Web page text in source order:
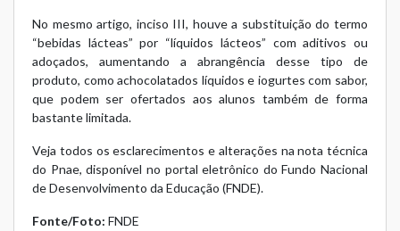
No mesmo artigo, inciso III, houve a substituição do termo
“bebidas lácteas” por “líquidos lácteos” com aditivos ou
adoçados, aumentando a abrangência desse tipo de
produto, como achocolatados líquidos e iogurtes com sabor,
que podem ser ofertados aos alunos também de forma
bastante limitada.
Veja todos os esclarecimentos e alterações nanota técnica
do Pnae, disponível no portal eletrônico do Fundo Nacional
de Desenvolvimento da Educação (FNDE).
Fonte/Foto: FNDE